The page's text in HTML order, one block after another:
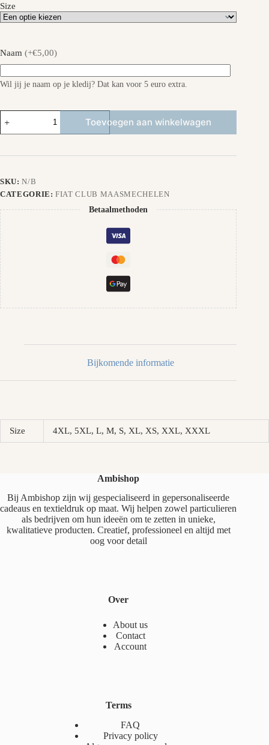
Size
Naam (+€5,00)
Wil jij je naam op je kledij? Dat kan voor 5 euro extra.
Club
Polo
aantal
Toevoegen aan winkelwagen
SKU:N/B
CATEGORIE:FIAT CLUB MAASMECHELEN
Betaalmethoden
Bijkomende informatie
Size 4XL, 5XL, L, M, S, XL, XS, XXL, XXXL
Ambishop
Bij Ambishop zijn wij gespecialiseerd in gepersonaliseerde
cadeaus en textieldruk op maat. Wij helpen zowel particulieren
als bedrijven om hun ideeën om te zetten in unieke,
kwalitatieve producten. Creatief, professioneel en altijd met
oog voor detail
Over
About us
Contact
Account
Terms
FAQ
Privacy policy